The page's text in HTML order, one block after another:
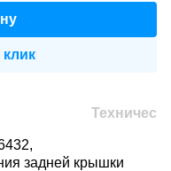
клик
задней крышки